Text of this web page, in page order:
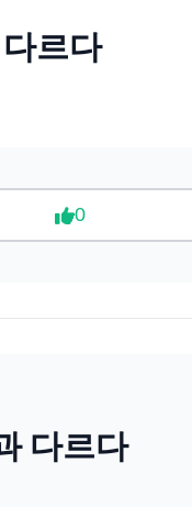
르다
0
다르다